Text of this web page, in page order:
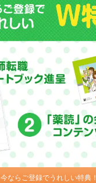
今ならご登録でうれしい特典！